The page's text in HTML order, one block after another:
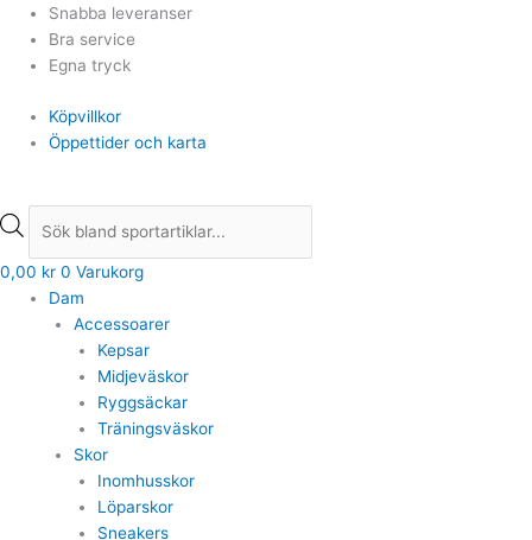
Hoppa
innehåll
Snabba leveranser
Bra service
Egna tryck
Köpvillkor
Öppettider och karta
Products
search
0,00 kr 0 Varukorg
Dam
Accessoarer
Kepsar
Midjeväskor
Ryggsäckar
Träningsväskor
Skor
Inomhusskor
Löparskor
Sneakers
Products
search